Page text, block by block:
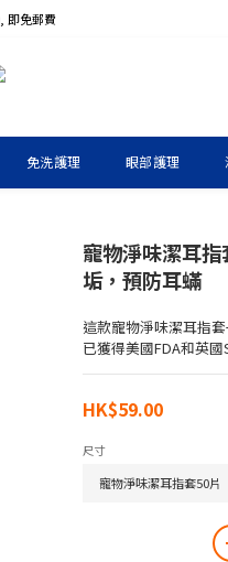
即免郵費
免洗護理 眼部護理
寵物淨味潔耳
垢，預防耳蟎
這款寵物淨味潔耳指
已獲得美國FDA和英國
HK$59.00
尺寸